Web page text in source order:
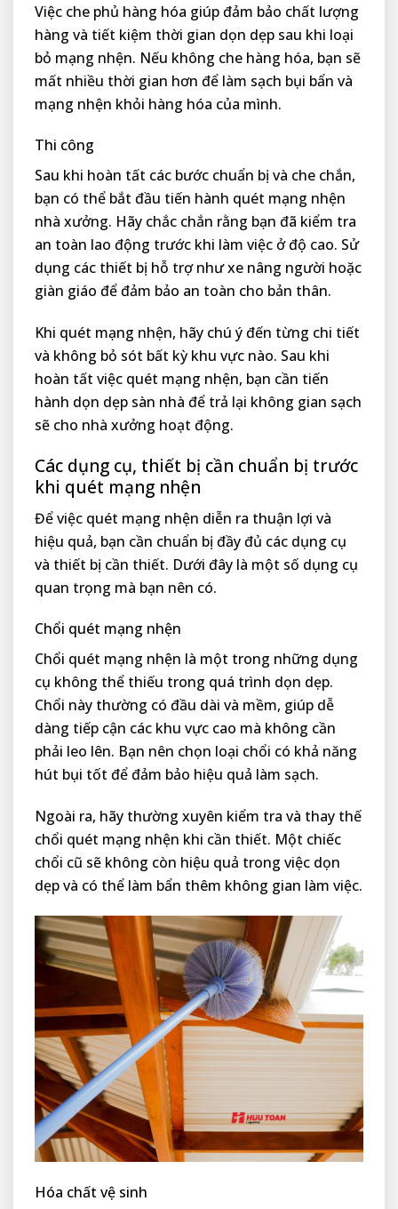
Việc che phủ hàng hóa giúp đảm bảo chất lượng
hàng và tiết kiệm thời gian dọn dẹp sau khi loại
bỏ mạng nhện. Nếu không che hàng hóa, bạn sẽ
mất nhiều thời gian hơn để làm sạch bụi bẩn và
mạng nhện khỏi hàng hóa của mình.
Thi công
Sau khi hoàn tất các bước chuẩn bị và che chắn,
bạn có thể bắt đầu tiến hành quét mạng nhện
nhà xưởng. Hãy chắc chắn rằng bạn đã kiểm tra
an toàn lao động trước khi làm việc ở độ cao. Sử
dụng các thiết bị hỗ trợ như xe nâng người hoặc
giàn giáo để đảm bảo an toàn cho bản thân.
Khi quét mạng nhện, hãy chú ý đến từng chi tiết
và không bỏ sót bất kỳ khu vực nào. Sau khi
hoàn tất việc quét mạng nhện, bạn cần tiến
hành dọn dẹp sàn nhà để trả lại không gian sạch
sẽ cho nhà xưởng hoạt động.
Các dụng cụ, thiết bị cần chuẩn bị trước
khi quét mạng nhện
Để việc quét mạng nhện diễn ra thuận lợi và
hiệu quả, bạn cần chuẩn bị đầy đủ các dụng cụ
và thiết bị cần thiết. Dưới đây là một số dụng cụ
quan trọng mà bạn nên có.
Chổi quét mạng nhện
Chổi quét mạng nhện là một trong những dụng
cụ không thể thiếu trong quá trình dọn dẹp.
Chổi này thường có đầu dài và mềm, giúp dễ
dàng tiếp cận các khu vực cao mà không cần
phải leo lên. Bạn nên chọn loại chổi có khả năng
hút bụi tốt để đảm bảo hiệu quả làm sạch.
Ngoài ra, hãy thường xuyên kiểm tra và thay thế
chổi quét mạng nhện khi cần thiết. Một chiếc
chổi cũ sẽ không còn hiệu quả trong việc dọn
dẹp và có thể làm bẩn thêm không gian làm việc.
Hóa chất vệ sinh